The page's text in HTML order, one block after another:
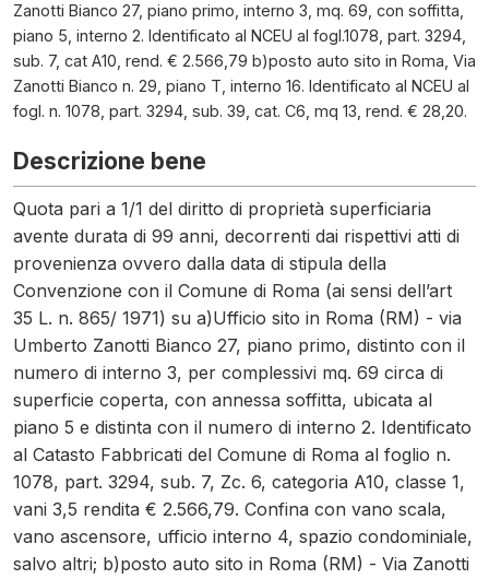
Zanotti Bianco 27, piano primo, interno 3, mq. 69, con soffitta,
piano 5, interno 2. Identificato al NCEU al fogl.1078, part. 3294,
sub. 7, cat A10, rend. € 2.566,79 b)posto auto sito in Roma, Via
Zanotti Bianco n. 29, piano T, interno 16. Identificato al NCEU al
fogl. n. 1078, part. 3294, sub. 39, cat. C6, mq 13, rend. € 28,20.
Descrizione bene
Quota pari a 1/1 del diritto di proprietà superficiaria
avente durata di 99 anni, decorrenti dai rispettivi atti di
provenienza ovvero dalla data di stipula della
Convenzione con il Comune di Roma (ai sensi dell’art
35 L. n. 865/ 1971) su a)Ufficio sito in Roma (RM) - via
Umberto Zanotti Bianco 27, piano primo, distinto con il
numero di interno 3, per complessivi mq. 69 circa di
superficie coperta, con annessa soffitta, ubicata al
piano 5 e distinta con il numero di interno 2. Identificato
al Catasto Fabbricati del Comune di Roma al foglio n.
1078, part. 3294, sub. 7, Zc. 6, categoria A10, classe 1,
vani 3,5 rendita € 2.566,79. Confina con vano scala,
vano ascensore, ufficio interno 4, spazio condominiale,
salvo altri; b)posto auto sito in Roma (RM) - Via Zanotti